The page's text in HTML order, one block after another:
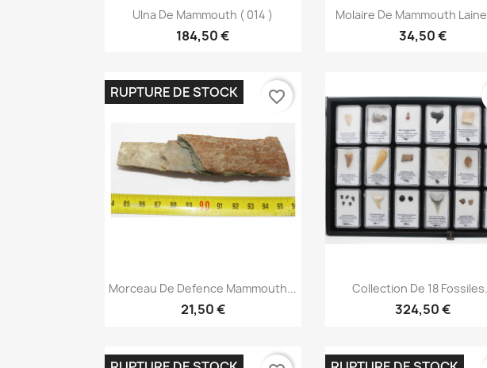
Aperçu rapide
Ulna De Mammouth ( 014 )
184,50 €
Aperçu rapide
Molaire De Mammouth
34,50 €
Aperçu rapide
Morceau De Defence Mammouth...
21,50 €
RUPTURE DE STOCK favorite_border
Aperçu rapide
Collection De 18
324,50 €